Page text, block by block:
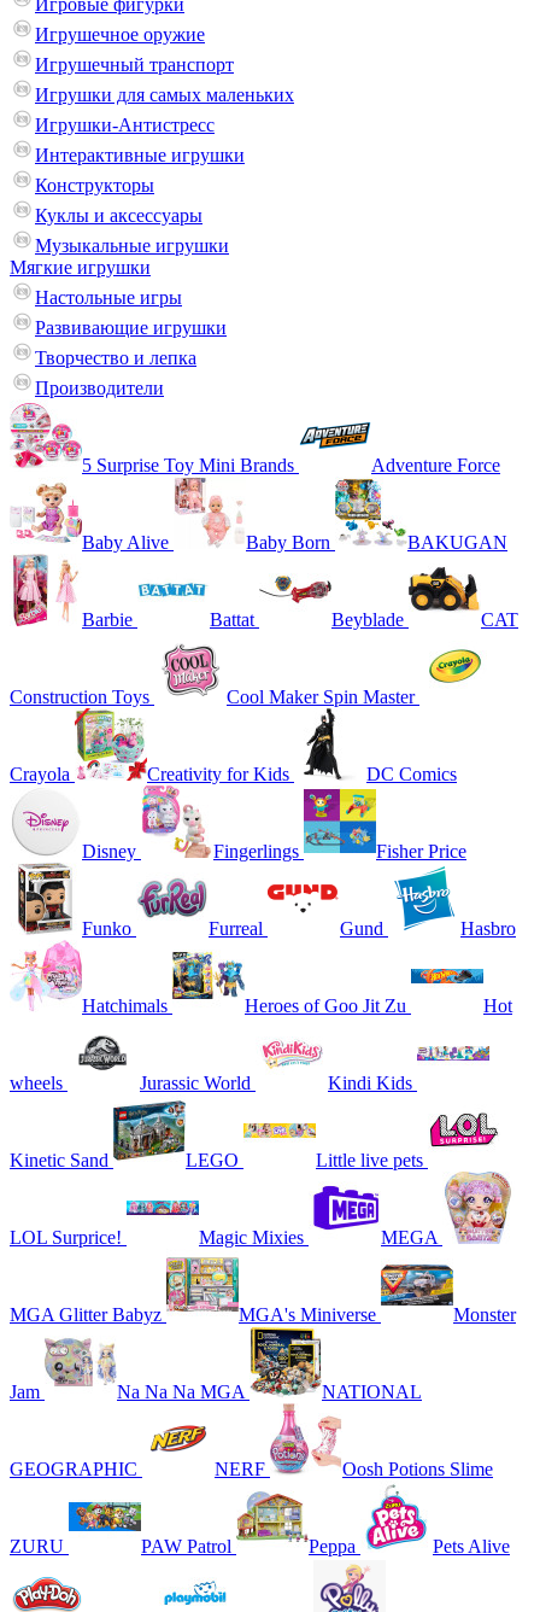
Игровые фигурки
Игрушечное оружие
Игрушечный транспорт
Игрушки для самых маленьких
Игрушки-Антистресс
Интерактивные игрушки
Конструкторы
Куклы и аксессуары
Музыкальные игрушки
Мягкие игрушки
Настольные игры
Развивающие игрушки
Творчество и лепка
Производители
5 Surprise Toy Mini Brands Adventure Force
Baby Alive Baby Born BAKUGAN
Barbie Battat Beyblade CAT
Construction Toys Cool Maker Spin Master
Crayola Creativity for Kids DC Comics
Disney Fingerlings Fisher Price
Funko Furreal Gund Hasbro
Hatchimals Heroes of Goo Jit Zu Hot
wheels Jurassic World Kindi Kids
Kinetic Sand LEGO Little live pets
LOL Surprice! Magic Mixies MEGA
MGA Glitter Babyz MGA's Miniverse Monster
Jam Na Na Na MGA NATIONAL
GEOGRAPHIC NERF Oosh Potions Slime
ZURU PAW Patrol Peppa Pets Alive